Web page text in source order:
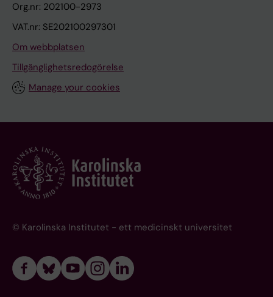
Org.nr: 202100-2973
VAT.nr: SE202100297301
Om webbplatsen
Tillgänglighetsredogörelse
Manage your cookies
© Karolinska Institutet - ett medicinskt universitet